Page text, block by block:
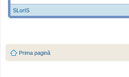
SLorIS
Prima pagină